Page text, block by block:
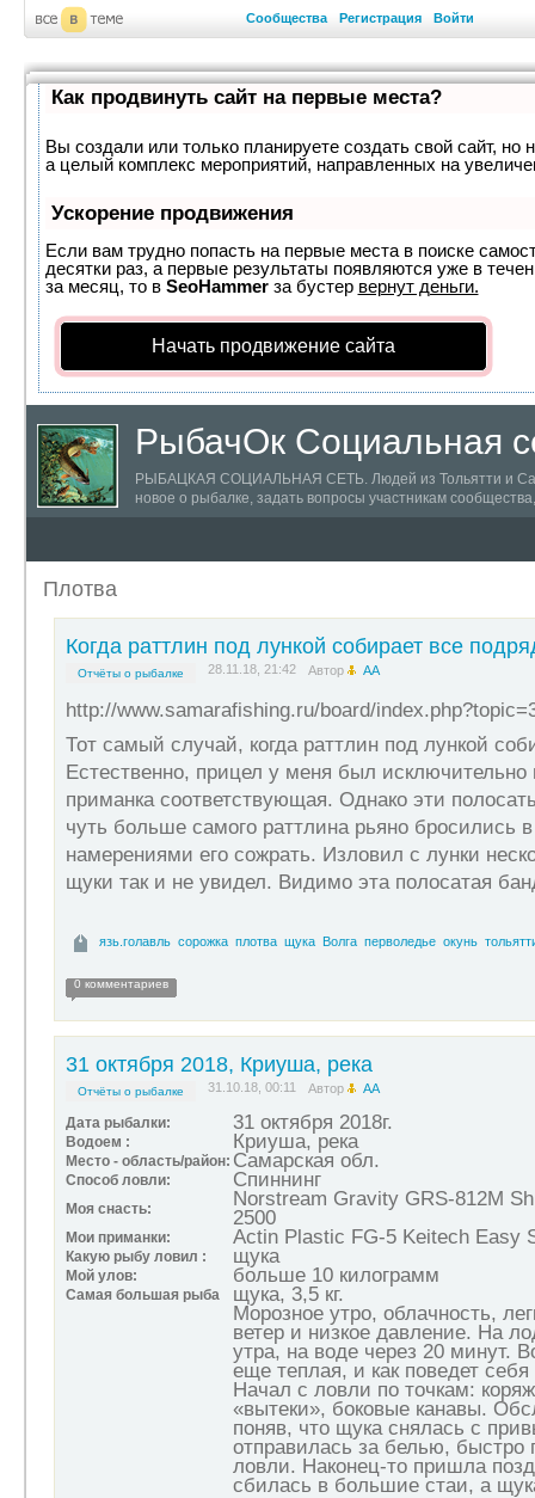
Сообщества Регистрация Войти
Как продвинуть сайт на первые места?
Вы создали или только планируете создать свой сайт, но
а целый комплекс мероприятий, направленных на
Ускорение продвижения
Если вам трудно попасть на первые места в поиске
десятки раз, а первые результаты появляются уже в
за месяц, то в SeoHammerза бустер вернут деньги.
Начать продвижение сайта
РыбачОк Социальная
РЫБАЦКАЯ СОЦИАЛЬНАЯ СЕТЬ. Людей из Тольятти и
новое о рыбалке, задать вопросы участникам
Плотва
Когда раттлин под лункой собирает все
Отчёты о рыбалке 28.11.18, 21:42 Автор АА
http://www.samarafishing.ru/board/
Тот самый случай, когда раттлин под лункой
Естественно, прицел у меня был исключительно
приманка соответствующая. Однако эти
чуть больше самого раттлина рьяно бросились
намерениями его сожрать. Изловил с лунки
щуки так и не увидел. Видимо эта полосатая
язь.голавль сорожка плотва щука Волга перволедье окунь
0 комментариев
31 октября 2018, Криуша, река
Отчёты о рыбалке 31.10.18, 00:11 Автор АА
Дата рыбалки: 31 октября 2018г.
Водоем : Криуша, река
Место - область/район: Самарская обл.
Способ ловли: Спиннинг
Моя снасть:
Norstream Gravity GRS-812M
2500
Мои приманки: Actin Plastic FG-5 Keitech Easy
Какую рыбу ловил : щука
Мой улов: больше 10 килограмм
Самая большая рыба щука, 3,5 кг.
Морозное утро, облачность,
ветер и низкое давление. На
утра, на воде через 20 минут.
еще теплая, и как поведет
Начал с ловли по точкам:
«вытеки», боковые канавы.
поняв, что щука снялась с
отправилась за белью, быстро
ловли. Наконец-то пришла
сбилась в большие стаи, а